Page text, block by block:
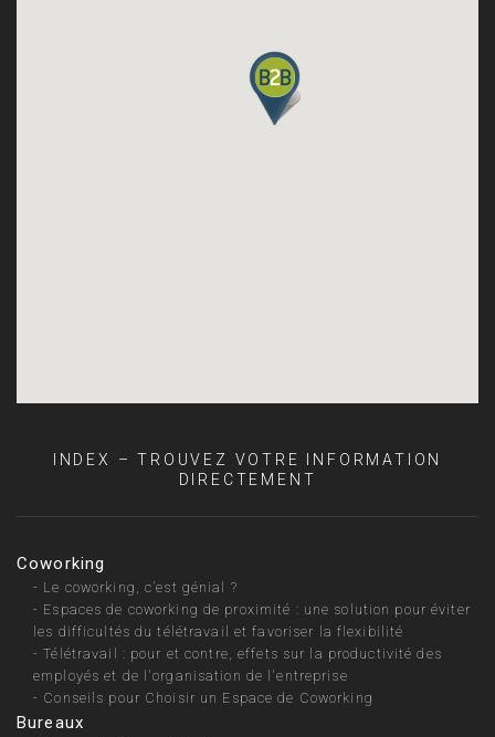
INDEX – TROUVEZ VOTRE INFORMATION
DIRECTEMENT
Coworking
- Le coworking, c’est génial ?
- Espaces de coworking de proximité : une solution pour éviter
les difficultés du télétravail et favoriser la flexibilité
-Télétravail : pour et contre, effets sur la productivité des
employés et de l'organisation de l'entreprise
- Conseils pour Choisir un Espace de Coworking
Bureaux